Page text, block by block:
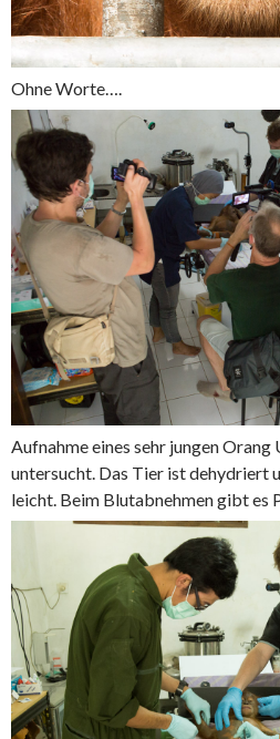
Ohne Worte….
Aufnahme eines sehr jungen Orang
untersucht. Das Tier ist dehydriert
leicht. Beim Blutabnehmen gibt es